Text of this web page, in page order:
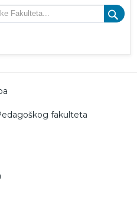
fakulteta